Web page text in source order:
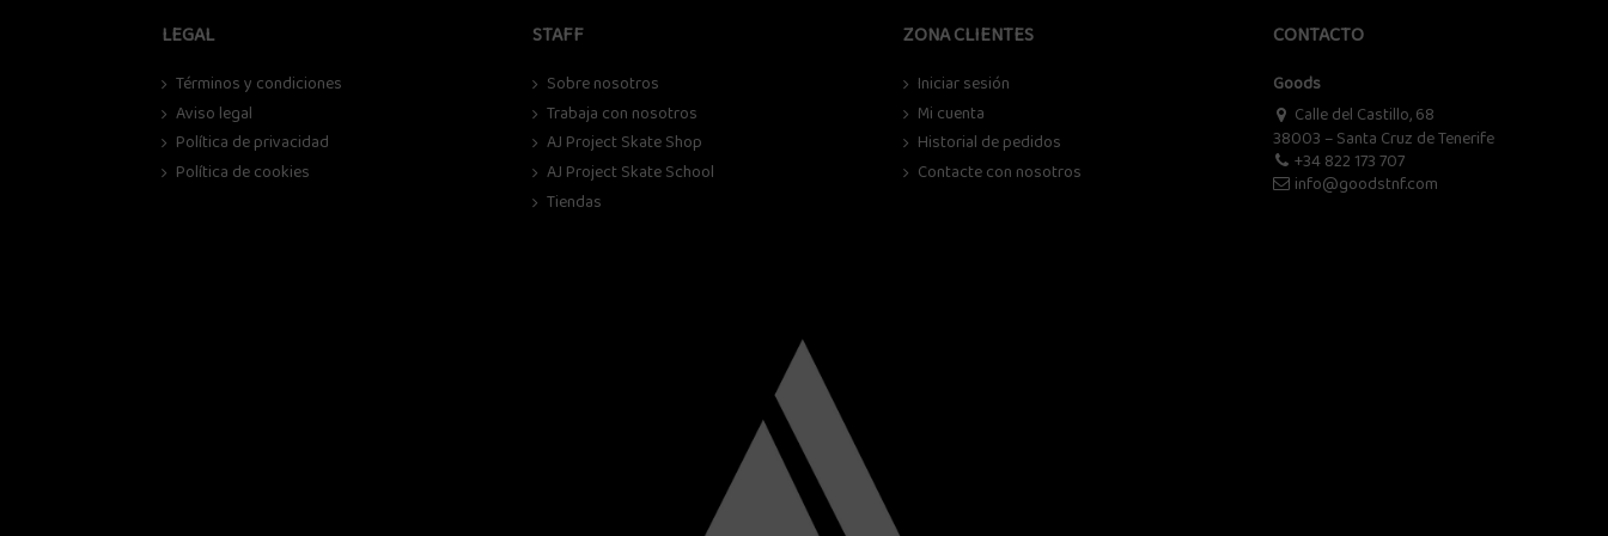
LEGAL
Términos y condiciones
Aviso legal
Política de privacidad
Política de cookies
STAFF
Sobre nosotros
Trabaja con nosotros
AJ Project Skate Shop
AJ Project Skate School
Tiendas
ZONA CLIENTES
Iniciar sesión
Mi cuenta
Historial de pedidos
Contacte con nosotros
CONTACTO
Goods
Calle del Castillo, 68
38003 – Santa Cruz de Tenerife
+34 822 173 707
info@goodstnf.com